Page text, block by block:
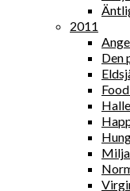
2011
Den